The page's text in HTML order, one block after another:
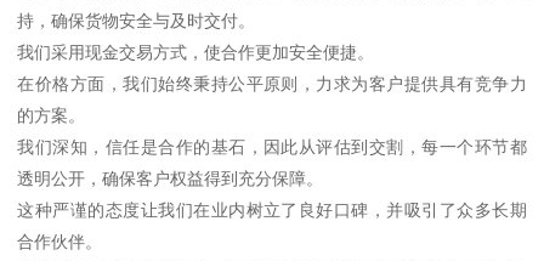
持，确保货物安全与及时交付。
我们采用现金交易方式，使合作更加安全便捷。
在价格方面，我们始终秉持公平原则，力求为客户提供具有竞争力
的方案。
我们深知，信任是合作的基石，因此从评估到交割，每一个环节都
透明公开，确保客户权益得到充分保障。
这种严谨的态度让我们在业内树立了良好口碑，并吸引了众多长期
合作伙伴。